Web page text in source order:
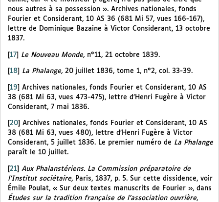
nous autres à sa possession ». Archives nationales, fonds
Fourier et Considerant, 10 AS 36 (681 Mi 57, vues 166-167),
lettre de Dominique Bazaine à Victor Considerant, 13 octobre
1837.
[17] Le Nouveau Monde, n°11, 21 octobre 1839.
18 La Phalange, 20 juillet 1836, tome 1, n°2, col. 33-39.
[19] Archives nationales, fonds Fourier et Considerant, 10 AS
38 (681 Mi 63, vues 473-475), lettre d’Henri Fugère à Victor
Considerant, 7 mai 1836.
20
Archives nationales, fonds Fourier et Considerant, 10 AS
38 (681 Mi 63, vues 480), lettre d’Henri Fugère à Victor
Considerant, 5 juillet 1836. Le premier numéro de La Phalange
paraît le 10 juillet.
21
Aux Phalanstériens. La Commission préparatoire de
l’Institut sociétaire, Paris, 1837, p. 5. Sur cette dissidence, voir
Émile Poulat, « Sur deux textes manuscrits de Fourier », dans
Études sur la tradition française de l’association ouvrière,